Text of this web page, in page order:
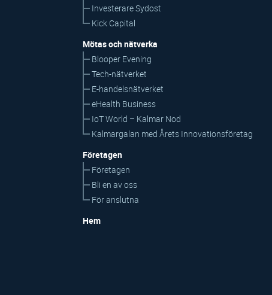
Investerare Sydost
Kick Capital
Mötas och nätverka
Blooper Evening
Tech-nätverket
E-handelsnätverket
eHealth Business
IoT World – Kalmar Nod
Kalmargalan med Årets Innovationsföretag
Företagen
Företagen
Bli en av oss
För anslutna
Hem